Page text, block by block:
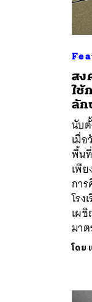
สง
ใช้
ลัก
นับ
เมื่
พื้น
เพี
กา
โร
เผ
มา
โดย